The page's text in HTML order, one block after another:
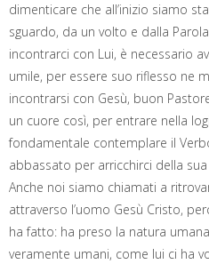
dimenticare che all’inizio siamo
sguardo, da un volto e dalla
incontrarci con Lui, è necessario
umile, per essere suo riflesso ne
incontrarsi con Gesù, buon
un cuore così, per entrare nella
fondamentale contemplare il
abbassato per arricchirci della
Anche noi siamo chiamati a
attraverso l’uomo Gesù Cristo,
ha fatto: ha preso la natura
veramente umani, come lui ci ha